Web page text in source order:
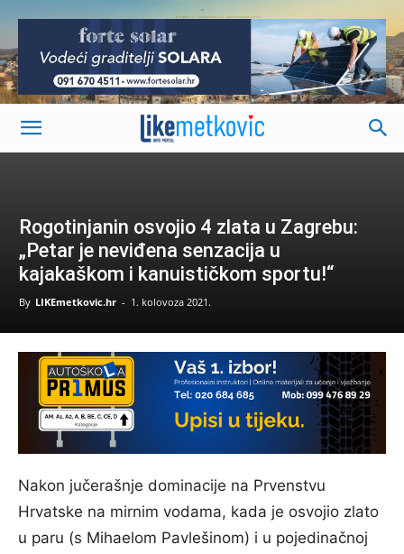
-
Rogotinjanin osvojio 4 zlata u Zagrebu:
„Petar je neviđena senzacija u
kajakaškom i kanuističkom sportu!“
By LIKEmetkovic.hr - 1. kolovoza 2021.
Nakon jučerašnje dominacije na Prvenstvu
Hrvatske na mirnim vodama, kada je osvojio zlato
u paru (s Mihaelom Pavlešinom) i u pojedinačnoj